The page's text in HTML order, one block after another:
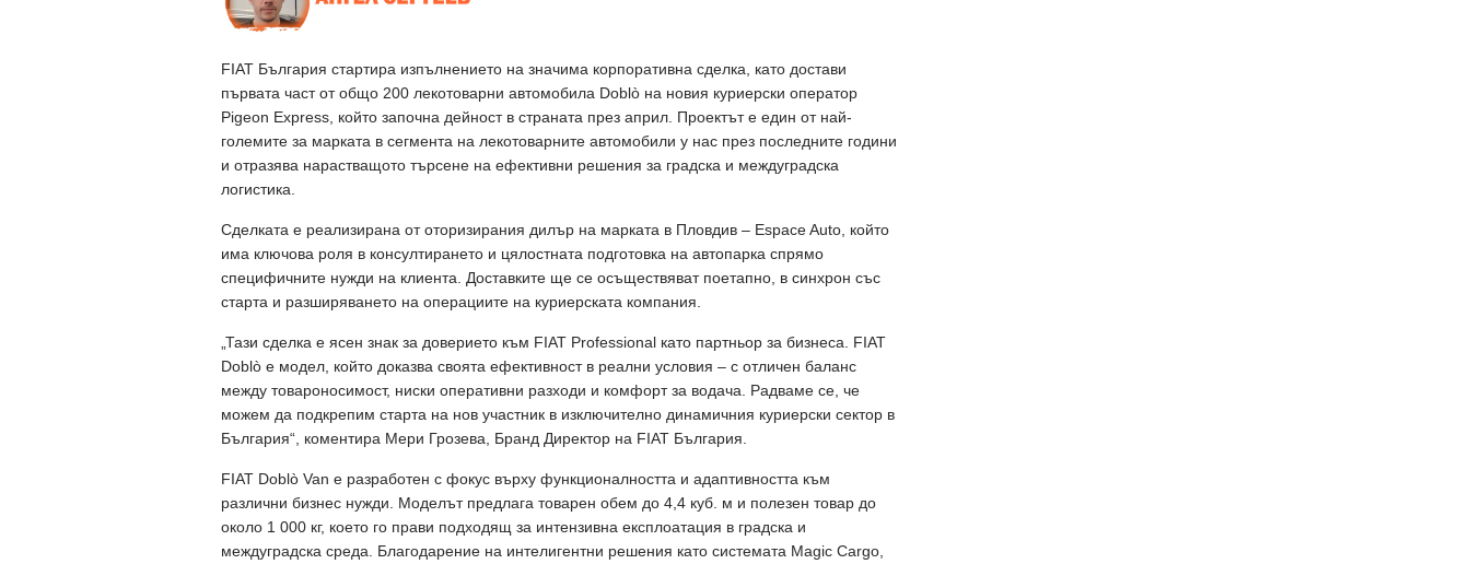
FIAT България стартира изпълнението на значима корпоративна сделка, като достави
първата част от общо 200 лекотоварни автомобила Doblò на новия куриерски оператор
Pigeon Express, който започна дейност в страната през април. Проектът е един от най-
големите за марката в сегмента на лекотоварните автомобили у нас през последните години
и отразява нарастващото търсене на ефективни решения за градска и междуградска
логистика.
Сделката е реализирана от оторизирания дилър на марката в Пловдив – Espace Auto, който
има ключова роля в консултирането и цялостната подготовка на автопарка спрямо
специфичните нужди на клиента. Доставките ще се осъществяват поетапно, в синхрон със
старта и разширяването на операциите на куриерската компания.
„Тази сделка е ясен знак за доверието към FIAT Professional като партньор за бизнеса. FIAT
Doblò е модел, който доказва своята ефективност в реални условия – с отличен баланс
между товароносимост, ниски оперативни разходи и комфорт за водача. Радваме се, че
можем да подкрепим старта на нов участник в изключително динамичния куриерски сектор в
България“, коментира Мери Грозева, Бранд Директор на FIAT България.
FIAT Doblò Van е разработен с фокус върху функционалността и адаптивността към
различни бизнес нужди. Моделът предлага товарен обем до 4,4 куб. м и полезен товар до
около 1 000 кг, което го прави подходящ за интензивна експлоатация в градска и
междуградска среда. Благодарение на интелигентни решения като системата Magic Cargo,